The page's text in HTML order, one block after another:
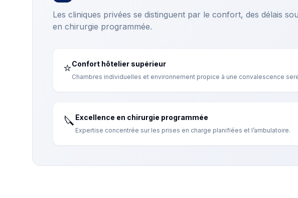
Les cliniques privées se distinguent par le confort, des délais
en chirurgie programmée.
⭐Confort hôtelier supérieur
Chambres individuelles et environnement propice à une convalescence
🔪 Excellence en chirurgie programmée
Expertise concentrée sur les prises en charge planifiées et l’ambulatoire.